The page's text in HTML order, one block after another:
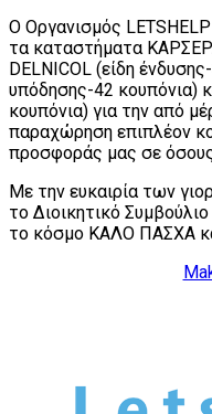
Ο Οργανισμός
τα καταστήματα
DELNICOL (είδη
υπόδησης-42 κουπόνια)
κουπόνια) για την από
παραχώρηση επιπλέον
προσφοράς μας σε
Με την ευκαιρία των
το Διοικητικό
το κόσμο ΚΑΛΟ ΠΑΣΧΑ